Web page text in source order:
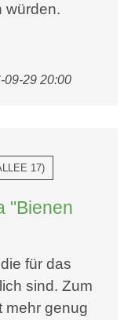
würden.
09-29 20:00
17)
"Bienen
für das
sind. Zum
mehr genug